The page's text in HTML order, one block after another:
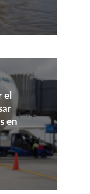
el
en